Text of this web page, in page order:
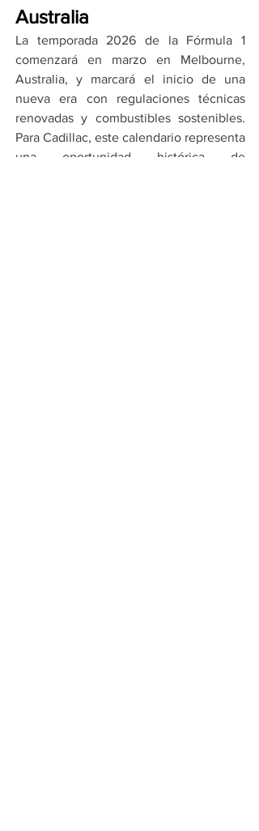
Australia
La temporada 2026 de la Fórmula 1
comenzará en marzo en Melbourne,
Australia, y marcará el inicio de una
nueva era con regulaciones técnicas
renovadas y combustibles sostenibles.
Para Cadillac, este calendario representa
una oportunidad histórica de